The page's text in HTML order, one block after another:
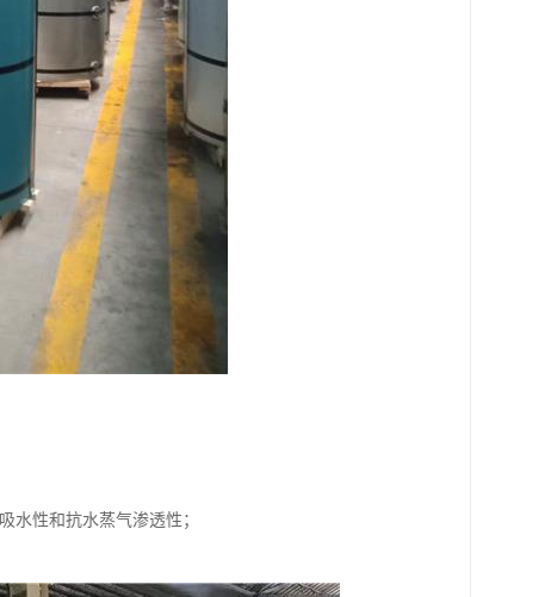
水性和抗水蒸气渗透性；